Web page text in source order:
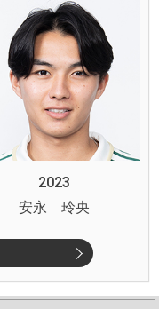
2023
安永 玲央